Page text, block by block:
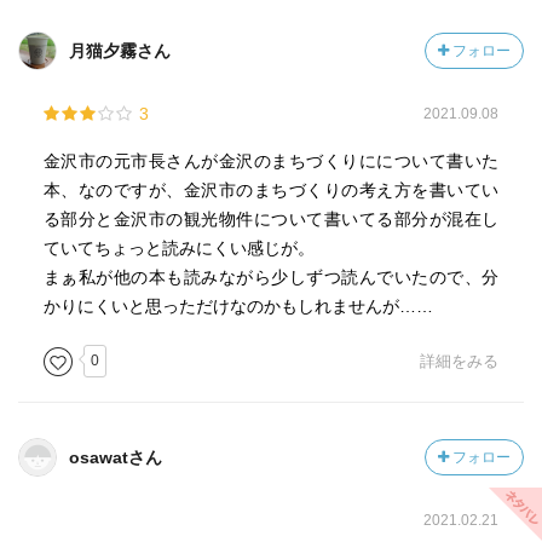
月猫夕霧さん フォロー
3 2021.09.08
金沢市の元市長さんが金沢のまちづくりにについて書いた
本、なのですが、金沢市のまちづくりの考え方を書いてい
る部分と金沢市の観光物件について書いてる部分が混在し
ていてちょっと読みにくい感じが。
まぁ私が他の本も読みながら少しずつ読んでいたので、分
かりにくいと思っただけなのかもしれませんが……
0 詳細をみる
osawatさん フォロー
2021.02.21